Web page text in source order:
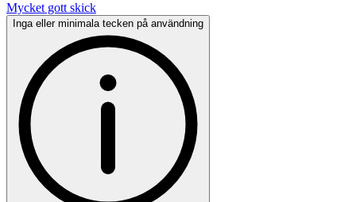
Mycket gott skick
Inga eller minimala tecken på användning